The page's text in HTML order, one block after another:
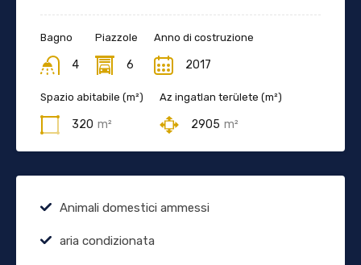
Bagno
4
Piazzole
6
Anno di costruzione
2017
Spazio abitabile (m²)
320 m²
Az ingatlan területe (m²)
2905 m²
Animali domestici ammessi
aria condizionata